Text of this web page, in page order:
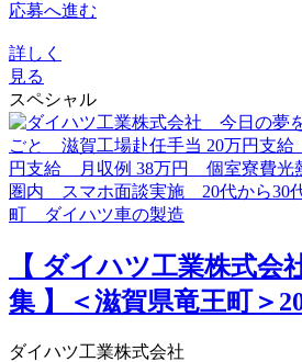
応募へ進む
詳しく
見る
スペシャル
【 ダイハツ工業株式会
集 】＜滋賀県竜王町＞
ダイハツ工業株式会社